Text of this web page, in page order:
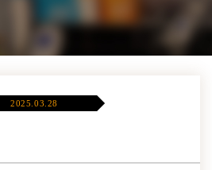
2025.03.28